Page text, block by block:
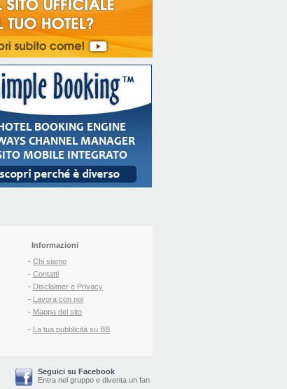
Informazioni
- Chi siamo
- Contatti
- Disclaimer e Privacy
- Lavora con noi
- Mappa del sito
- La tua pubblicità su BB
Seguici su Facebook
Entra nel gruppo e diventa un fan